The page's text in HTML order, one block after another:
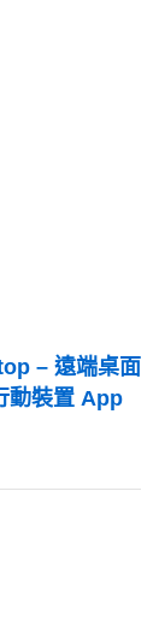
– 遠端桌面
動裝置 App